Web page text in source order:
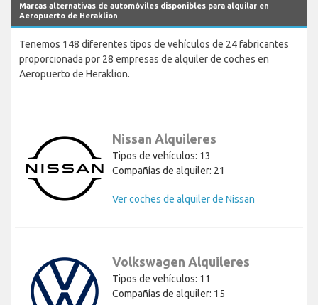
Marcas alternativas de automóviles disponibles para alquilar en
Aeropuerto de Heraklion
Tenemos 148 diferentes tipos de vehículos de 24 fabricantes
proporcionada por 28 empresas de alquiler de coches en
Aeropuerto de Heraklion.
Nissan Alquileres
Tipos de vehículos: 13
Compañías de alquiler: 21
Ver coches de alquiler de Nissan
Volkswagen Alquileres
Tipos de vehículos: 11
Compañías de alquiler: 15